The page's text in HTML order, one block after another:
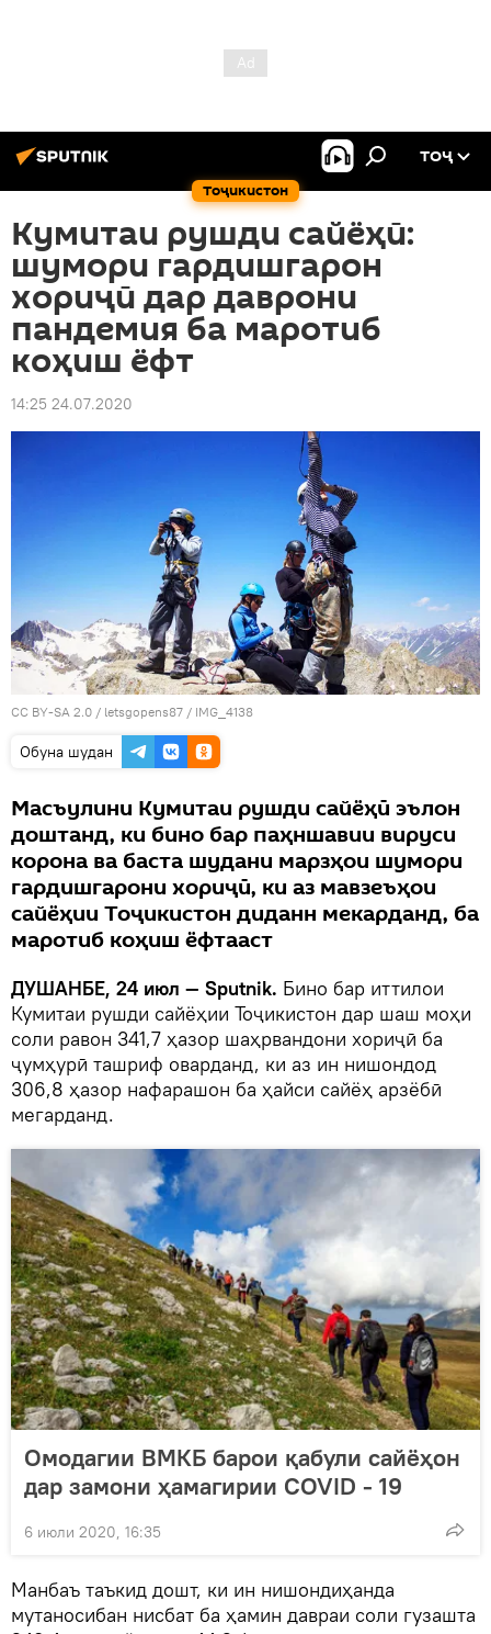
Тоҷикистон
ТОҶ
Кумитаи рушди сайёҳӣ:
шумори гардишгарон
хориҷӣ дар даврони
пандемия ба маротиб
коҳиш ёфт
14:25 24.07.2020
CC BY-SA 2.0 / letsgopens87 / IMG_4138
Обуна шудан
Масъулини Кумитаи рушди сайёҳӣ эълон
доштанд, ки бино бар паҳншавии вируси
корона ва баста шудани марзҳои шумори
гардишгарони хориҷӣ, ки аз мавзеъҳои
сайёҳии Тоҷикистон диданн мекарданд, ба
маротиб коҳиш ёфтааст
ДУШАНБЕ, 24 июл — Sputnik. Бино бар иттилои
Кумитаи рушди сайёҳии Тоҷикистон дар шаш моҳи
соли равон 341,7 ҳазор шаҳрвандони хориҷӣ ба
ҷумҳурӣ ташриф оварданд, ки аз ин нишондод
306,8 ҳазор нафарашон ба ҳайси сайёҳ арзёбӣ
мегарданд.
Омодагии ВМКБ барои қабули сайёҳон
дар замони ҳамагирии COVID - 19
6 июли 2020, 16:35
Манбаъ таъкид дошт, ки ин нишондиҳанда
мутаносибан нисбат ба ҳамин давраи соли гузашта